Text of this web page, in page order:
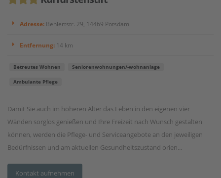
Adresse: Behlertstr. 29, 14469 Potsdam
Entfernung: 14 km
Betreutes Wohnen Seniorenwohnungen/-wohnanlage
Ambulante Pflege
Damit Sie auch im höheren Alter das Leben in den eigenen vier
Wänden sorglos genießen und Ihre Freizeit nach Wunsch gestalten
können, werden die Pflege- und Serviceangebote an den jeweiligen
Bedürfnissen und am aktuellen Gesundheitszustand orien...
Kontakt aufnehmen